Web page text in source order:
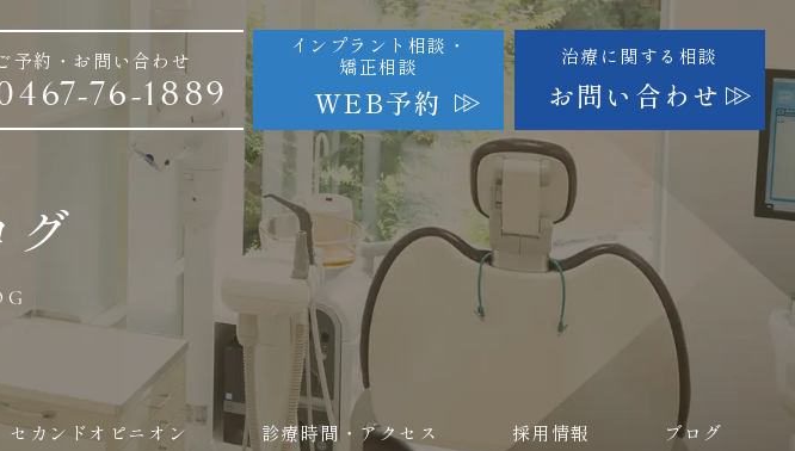
予約・お問い合わせ
76-1889
インプラント相談・
矯正相談
WEB予約
治療に関する相談
お問い合わせ
グ
セカンドオピニオン 診療時間・アクセス 採用情報 ブログ